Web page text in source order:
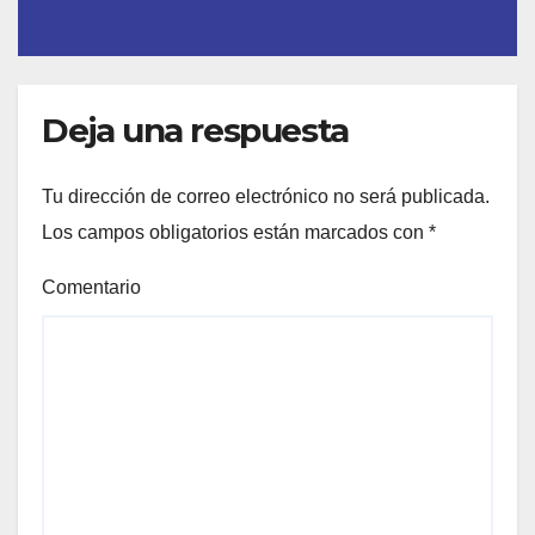
Deja una respuesta
Tu dirección de correo electrónico no será publicada.
Los campos obligatorios están marcados con *
Comentario